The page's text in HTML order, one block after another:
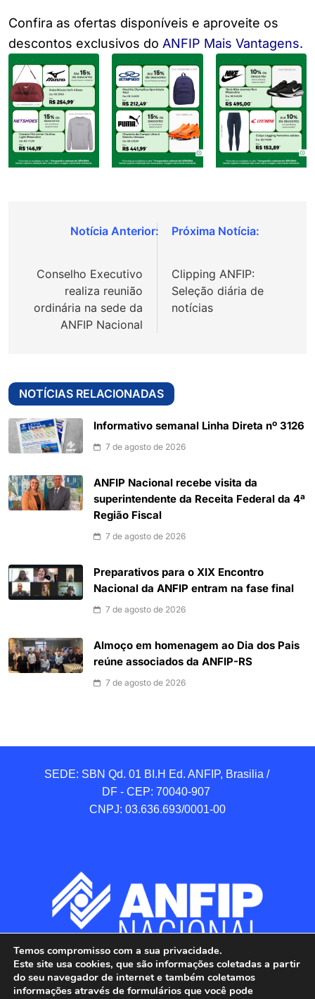
Confira as ofertas disponíveis e aproveite os
descontos exclusivos do ANFIP Mais Vantagens.
Navegação
Post
Conselho Executivo
realiza reunião
ordinária na sede da
ANFIP Nacional
Clipping ANFIP:
Seleção diária de
notícias
NOTÍCIAS RELACIONADAS
Informativo semanal Linha Direta nº 3126
7 de agosto de 2026
ANFIP Nacional recebe visita da
superintendente da Receita Federal da 4ª
Região Fiscal
7 de agosto de 2026
Preparativos para o XIX Encontro
Nacional da ANFIP entram na fase final
7 de agosto de 2026
Almoço em homenagem ao Dia dos Pais
reúne associados da ANFIP-RS
7 de agosto de 2026
SEDE: SBN Qd. 01 BI.H Ed. ANFIP, Brasilia /
DF - CEP: 70040-907
CNPJ: 03.636.693/0001-00
Temos compromisso com a sua privacidade.
Este site usa cookies, que são informações coletadas a partir
do seu navegador de internet e também coletamos
informações através de formulários que você pode